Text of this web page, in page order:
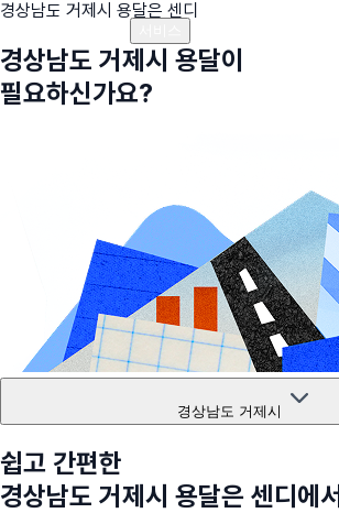
경상남도 거제시 용달은 센디
경상남도 거제시 용달이
필요하신가요?
경상남도 거제시
쉽고 간편한
경상남도 거제시 용달은 센디에서